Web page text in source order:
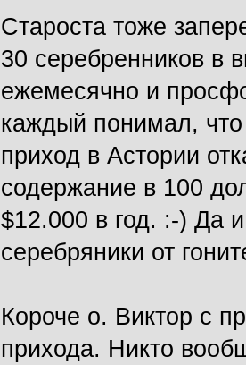
Староста тоже
30 серебренников в
ежемесячно и
каждый понимал, что
приход в Астории
содержание в 100
$12.000 в год. :-) Да
серебряники от
Короче о. Виктор с
прихода. Никто